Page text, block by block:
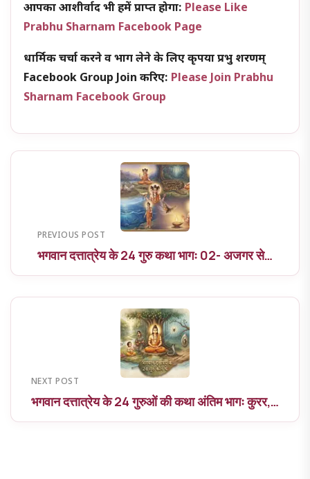
आपका आशीर्वाद भी हमें प्राप्त होगा: Please Like
Prabhu Sharnam Facebook Page
धार्मिक चर्चा करने व भाग लेने के लिए कृपया प्रभु शरणम्
Facebook Group Join करिए: Please Join Prabhu
Sharnam Facebook Group
PREVIOUS POST
भगवान दत्तात्रेय के 24 गुरु कथा भागः 02- अजगर से…
NEXT POST
भगवान दत्तात्रेय के 24 गुरुओं की कथा अंतिम भागः कुरर,…